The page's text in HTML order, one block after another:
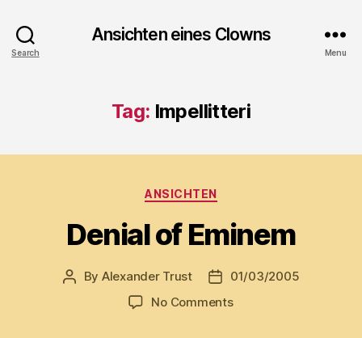
Search
Ansichten eines Clowns
Menu
Tag: Impellitteri
Categories
ANSICHTEN
Denial of Eminem
Post
By Alexander Trust
Post01/03/2005
No Commentson